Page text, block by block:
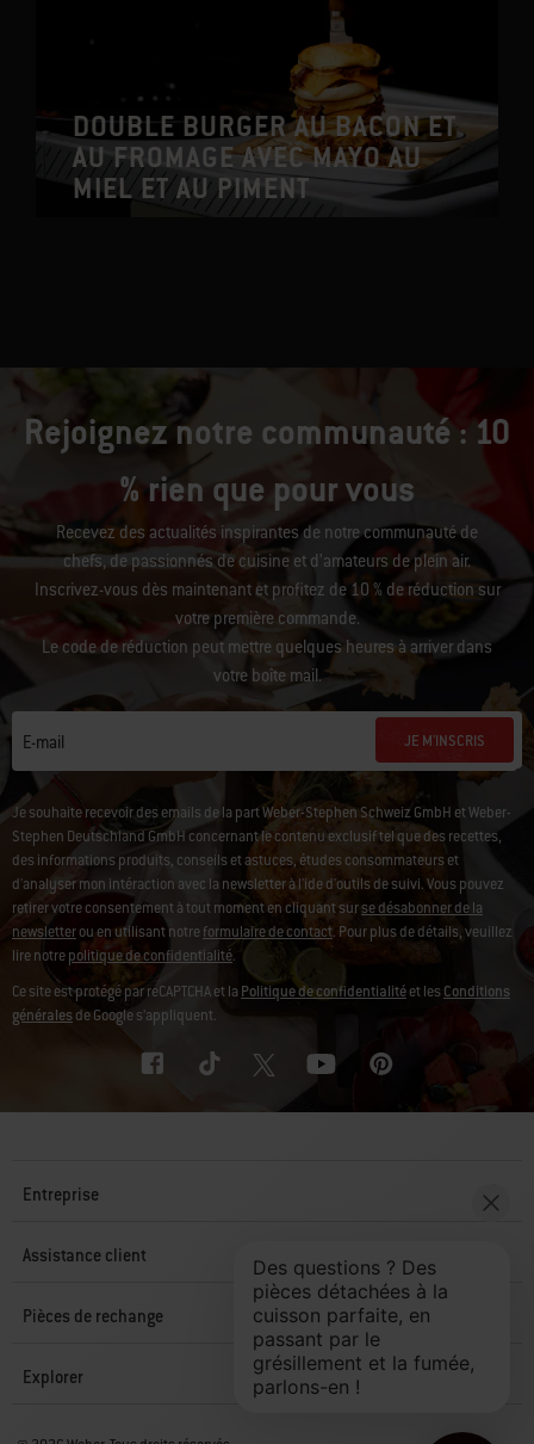
DOUBLE BURGER AU BACON ET
AU FROMAGE AVEC MAYO AU
MIEL ET AU PIMENT
Rejoignez notre communauté : 10
% rien que pour vous
Recevez des actualités inspirantes de notre communauté de
chefs, de passionnés de cuisine et d’amateurs de plein air.
Inscrivez-vous dès maintenant et profitez de 10 % de réduction sur
votre première commande.
Le code de réduction peut mettre quelques heures à arriver dans
votre boîte mail.
E-mail JE M'INSCRIS
Je souhaite recevoir des emails de la part Weber-Stephen Schweiz GmbH et Weber-
Stephen Deutschland GmbH concernant le contenu exclusif tel que des recettes,
des informations produits, conseils et astuces, études consommateurs et
d'analyser mon intéraction avec la newsletter à l'ide d'outils de suivi. Vous pouvez
retirer votre consentement à tout moment en cliquant surse désabonner de la
newsletterou en utilisant notreformulaire de contact. Pour plus de détails, veuillez
lire notrepolitique de confidentialité.
Ce site est protégé par reCAPTCHA et la Politique de confidentialitéet lesConditions
généralesde Google s’appliquent.
Entreprise
Assistance client
Pièces de rechange
Explorer